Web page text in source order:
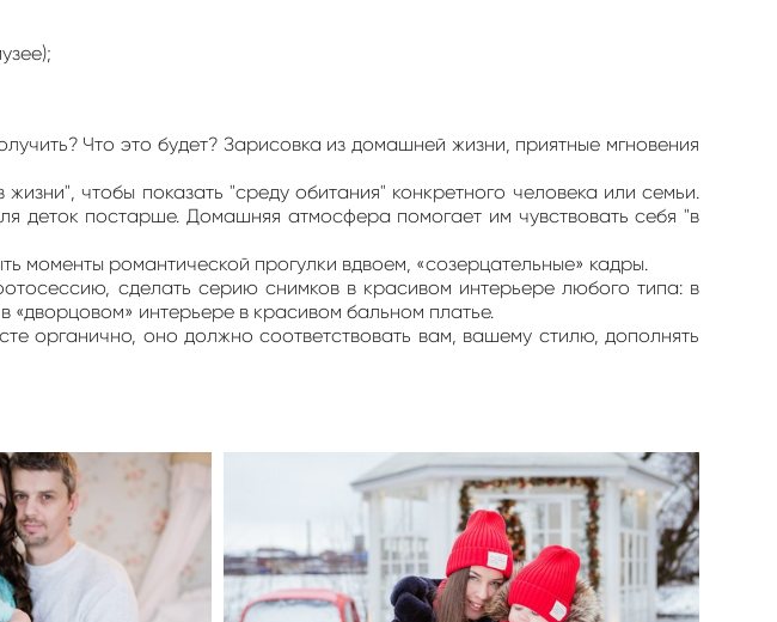
Что это будет? Зарисовка из домашней жизни, приятные мгновения
чтобы показать "среду обитания" конкретного человека или семьи.
деток постарше. Домашняя атмосфера помогает им чувствовать себя "в
моменты романтической прогулки вдвоем, «созерцательные» кадры.
сделать серию снимков в красивом интерьере любого типа: в
«дворцовом» интерьере в красивом бальном платье.
органично, оно должно соответствовать вам, вашему стилю, дополнять